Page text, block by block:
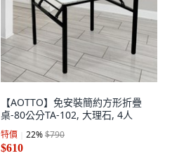
【AOTTO】免安裝簡約方形折疊
桌-80公分TA-102, 大理石, 4人
特價 22%$790
$610